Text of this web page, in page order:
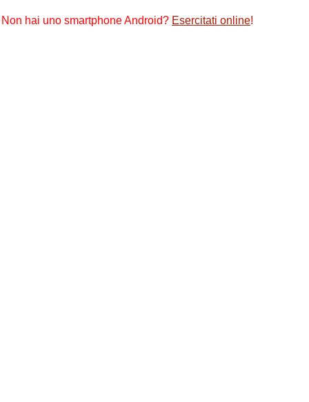
Non hai uno smartphone Android? Esercitati online!